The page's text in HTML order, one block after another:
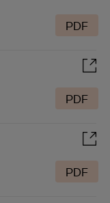
PDF
PDF
PDF